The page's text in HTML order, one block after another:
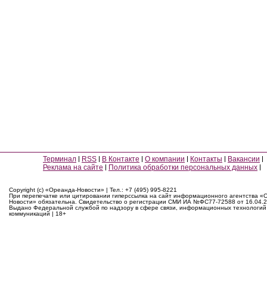
Терминал RSS В Контакте О компании Контакты
Вакансии
Реклама на сайте
Политика обработки персональных данных
Copyright (c) «Ореанда-Новости» | Тел.: +7 (495) 995-8221
При перепечатке или цитировании гиперссылка на сайт информационного агентства
Новости» обязательна. Свидетельство о регистрации СМИ ИА №ФС77-72588 от
Выдано Федеральной службой по надзору в сфере связи, информационных
коммуникаций | 18+